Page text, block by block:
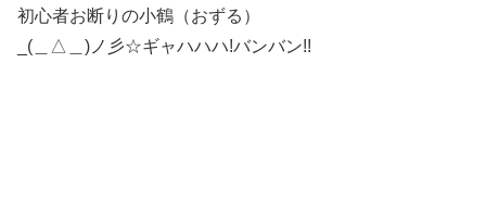
初心者お断りの小鶴（おずる）
_(＿△＿)ノ彡☆ギャハハハ!バンバン!!